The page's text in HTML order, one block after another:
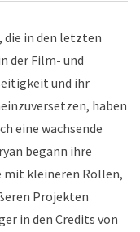
die in den letzten
der Film- und
und ihr
haben
eine wachsende
begann ihre
mit kleineren Rollen,
Projekten
in den Credits von